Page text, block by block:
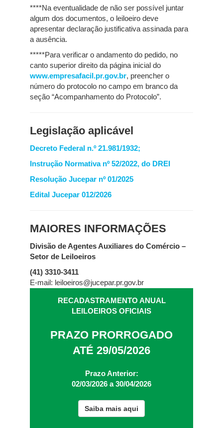
****Na eventualidade de não ser possível juntar
algum dos documentos, o leiloeiro deve
apresentar declaração justificativa assinada para
a ausência.
*****Para verificar o andamento do pedido, no
canto superior direito da página inicial do
www.empresafacil.pr.gov.br, preencher o
número do protocolo no campo em branco da
seção “Acompanhamento do Protocolo”.
Legislação aplicável
Decreto Federal n.º 21.981/1932;
Instrução Normativa nº 52/2022, do DREI
Resolução Jucepar nº 01/2025
Edital Jucepar 012/2026
MAIORES INFORMAÇÕES
Divisão de Agentes Auxiliares do Comércio –
Setor de Leiloeiros
(41) 3310-3411
E-mail: leiloeiros@jucepar.pr.gov.br
RECADASTRAMENTO ANUAL
LEILOEIROS OFICIAIS
PRAZO PRORROGADO
ATÉ 29/05/2026
Prazo Anterior:
02/03/2026 a 30/04/2026
Saiba mais aqui